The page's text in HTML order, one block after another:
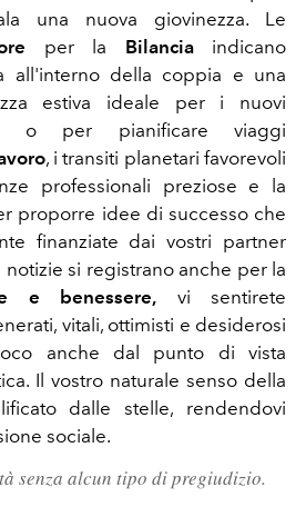
una nuova giovinezza. Le
per la Bilanciaindicano
all'interno della coppia e una
estiva ideale per i nuovi
o per pianificare viaggi
, i transiti planetari favorevoli
professionali preziose e la
proporre idee di successo che
finanziate dai vostri partner
si registrano anche per la
e benessere, vi sentirete
vitali, ottimisti e desiderosi
anche dal punto di vista
Il vostro naturale senso della
dalle stelle, rendendovi
sociale.
senza alcun tipo di pregiudizio.